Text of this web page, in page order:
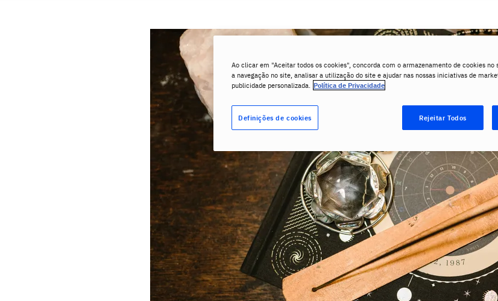
Ao clicar em "Aceitar todos os cookies", concorda com o armazenamento de cookies no
a navegação no site, analisar a utilização do site e ajudar nas nossas iniciativas de
publicidade personalizada. Política de Privacidade
Rejeitar Todos
Definições de cookies